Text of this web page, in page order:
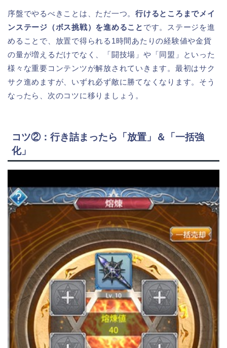
序盤でやるべきことは、ただ一つ。行けるところまでメイ
ンステージ（ボス挑戦）を進めること です。ステージを進
めることで、放置で得られる1時間あたりの経験値や金貨
の量が増えるだけでなく、「闘技場」や「同盟」といった
様々な重要コンテンツが解放されていきます。最初はサク
サク進めますが、いずれ必ず敵に勝てなくなります。そう
なったら、次のコツに移りましょう。
コツ②：行き詰まったら「放置」＆「一括強
化」